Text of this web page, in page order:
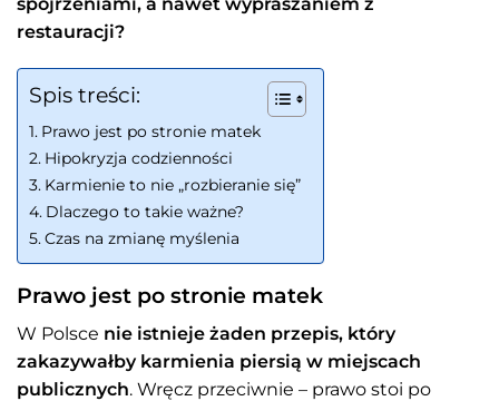
restauracji?
Spis treści:
Prawo jest po stronie matek
Hipokryzja codzienności
Karmienie to nie „rozbieranie się”
Dlaczego to takie ważne?
Czas na zmianę myślenia
Prawo jest po stronie matek
W Polsce nie istnieje żaden przepis, który
zakazywałby karmienia piersią w miejscach
publicznych. Wręcz przeciwnie – prawo stoi po